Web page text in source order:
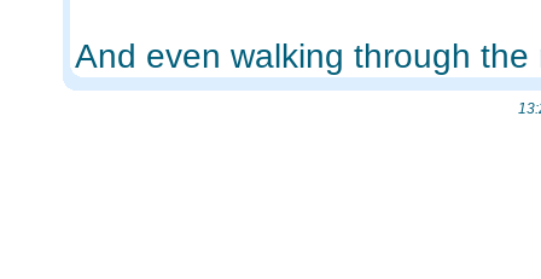
And even walking through the